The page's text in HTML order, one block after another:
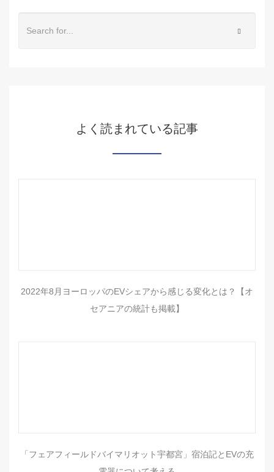
よく読まれている記事
2022年8月ヨーロッパのEVシェアから感じる変化とは？【オ
セアニアの統計も掲載】
「フェアフィールドバイマリオット宇都宮」宿泊記とEVの充